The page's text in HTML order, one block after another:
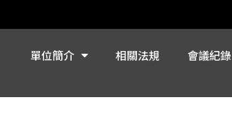
單位簡介 相關法規 會議紀錄